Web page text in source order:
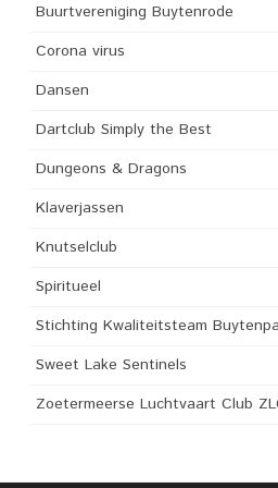
Buurtvereniging Buytenrode
Corona virus
Dansen
Dartclub Simply the Best
Dungeons & Dragons
Klaverjassen
Knutselclub
Spiritueel
Stichting Kwaliteitsteam
Sweet Lake Sentinels
Zoetermeerse Luchtvaart Club